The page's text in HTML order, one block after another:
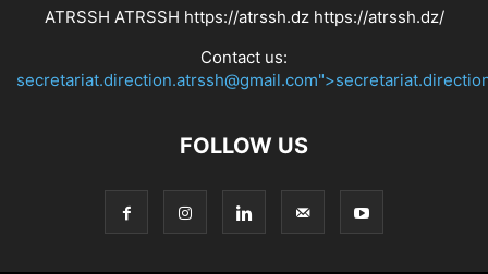
ATRSSH ATRSSH https://atrssh.dz https://atrssh.dz/
Contact us:
FOLLOW US